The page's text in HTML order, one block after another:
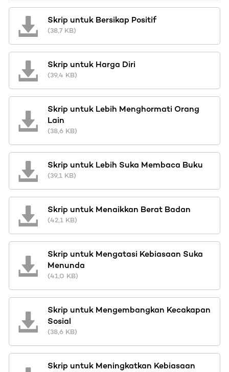
Skrip untuk Bersikap Positif
(38,7 KB)
Skrip untuk Harga Diri
(39,4 KB)
Skrip untuk Lebih Menghormati Orang
Lain
(38,6 KB)
Skrip untuk Lebih Suka Membaca Buku
(39,1 KB)
Skrip untuk Menaikkan Berat Badan
(42,1 KB)
Skrip untuk Mengatasi Kebiasaan Suka
Menunda
(41,0 KB)
Skrip untuk Mengembangkan Kecakapan
Sosial
(38,6 KB)
Skrip untuk Meningkatkan Kebiasaan